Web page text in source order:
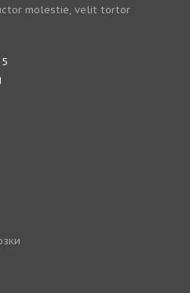
molestie, velit tortor